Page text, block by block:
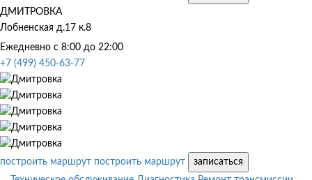
ДМИТРОВКА
Лобненская д.17 к.8
Ежедневно с 8:00 до 22:00
+7 (499) 450-63-77
построить маршрут построить маршрут
записаться